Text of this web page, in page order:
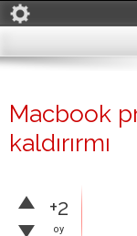
Macbook
kaldırırmı
+2
oy